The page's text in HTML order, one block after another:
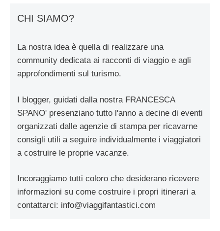
CHI SIAMO?
La nostra idea è quella di realizzare una
community dedicata ai racconti di viaggio e agli
approfondimenti sul turismo.
I blogger, guidati dalla nostra FRANCESCA
SPANO' presenziano tutto l'anno a decine di eventi
organizzati dalle agenzie di stampa per ricavarne
consigli utili a seguire individualmente i viaggiatori
a costruire le proprie vacanze.
Incoraggiamo tutti coloro che desiderano ricevere
informazioni su come costruire i propri itinerari a
contattarci: info@viaggifantastici.com